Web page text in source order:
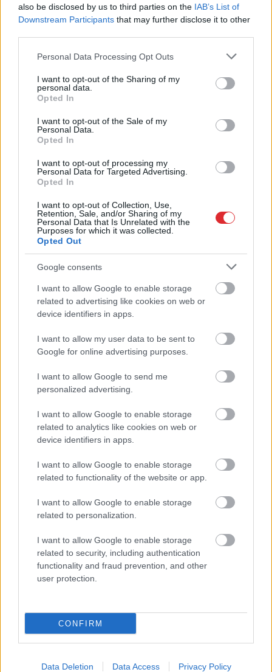
also be disclosed by us to third parties on the IAB’s List of
Downstream Participants that may further disclose it to other
Please note that this website/app uses one or more Google
not limited to your visit or usage behaviour. You may click to
grant or deny consent to Google and its third-party tags to
use your data for below specified purposes in below Google
consent section.
Personal Data Processing Opt Outs
I want to opt-out of the Sharing of my
personal data.
Opted In
I want to opt-out of the Sale of my
Personal Data.
Opted In
I want to opt-out of processing my
Personal Data for Targeted Advertising.
Opted In
I want to opt-out of Collection, Use,
Retention, Sale, and/or Sharing of my
Personal Data that Is Unrelated with the
Purposes for which it was collected.
Opted Out
Google consents
I want to allow Google to enable storage
related to advertising like cookies on web or
device identifiers in apps.
I want to allow my user data to be sent to
Google for online advertising purposes.
I want to allow Google to send me
personalized advertising.
I want to allow Google to enable storage
related to analytics like cookies on web or
device identifiers in apps.
I want to allow Google to enable storage
related to functionality of the website or app.
I want to allow Google to enable storage
related to personalization.
I want to allow Google to enable storage
related to security, including authentication
functionality and fraud prevention, and other
user protection.
CONFIRM
Data Deletion Data Access Privacy Policy
tiešām jebkurš var
kandidēt Saeimas
veikalā nopērk tomātu,
taču, pārgriežot to uz
Viņuskatiens “izurbjas”
citiem cauri: 3 datumi,
kuros dzimušos mēdz
uzskatīt par biedējošiem
TESTS.Ja vari izlasīt
vārdus, kas apgriezti
augšpēdus, ar tevi
kārtībā
“Mēsturpināmies!”
Kaspars Zemītis ar
Atcelt Ziņot